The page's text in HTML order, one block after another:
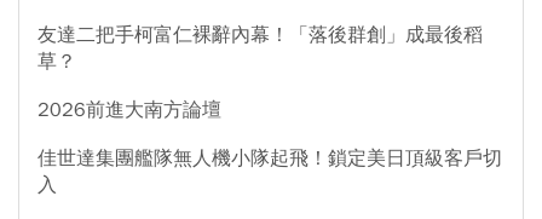
友達二把手柯富仁裸辭內幕！「落後群創」成最後稻
草？
2026前進大南方論壇
佳世達集團艦隊無人機小隊起飛！鎖定美日頂級客戶切
入